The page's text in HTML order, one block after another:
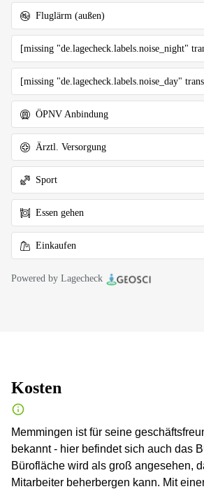
Fluglärm (außen)
[missing "de.lagecheck.labels.noise_night"
[missing "de.lagecheck.labels.noise_day"
ÖPNV Anbindung
Ärztl. Versorgung
Sport
Essen gehen
Einkaufen
Powered by Lagecheck
Kosten
Memmingen ist für seine
bekannt - hier befindet sich auch das
Bürofläche wird als groß angesehen,
Mitarbeiter beherbergen kann. Mit